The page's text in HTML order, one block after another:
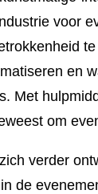
voor
en
Met
om
verder
de